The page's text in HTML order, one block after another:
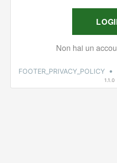
FOOTER_PRIVACY_POLICY •
1.1.0